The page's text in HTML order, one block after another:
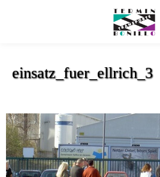
einsatz_fuer_ellrich_3